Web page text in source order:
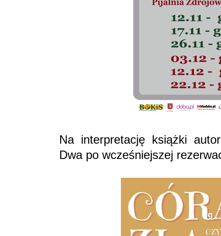
Na interpretację książki
Dwa po wcześniejszej